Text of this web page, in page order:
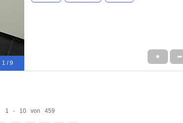
1 / 9
★ ➦
1 - 10 von 459